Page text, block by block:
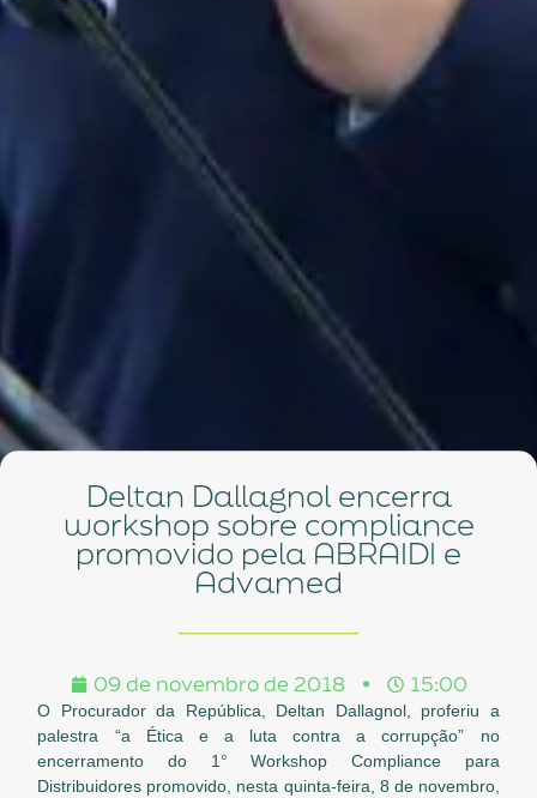
Deltan Dallagnol encerra
workshop sobre compliance
promovido pela ABRAIDI e
Advamed
09 de novembro de 2018 15:00
O Procurador da República, Deltan Dallagnol, proferiu a
palestra “a Ética e a luta contra a corrupção” no
encerramento do 1° Workshop Compliance para
Distribuidores promovido, nesta quinta-feira, 8 de novembro,